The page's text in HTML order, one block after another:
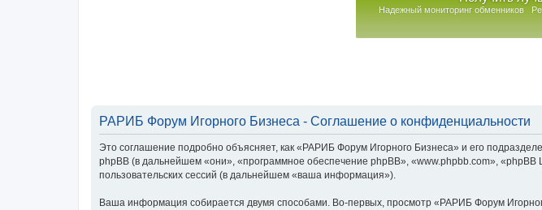
Надежный мониторинг обменников
РАРИБ Форум Игорного Бизнеса - Соглашение о конфиденциальности
Это соглашение подробно объясняет, как «РАРИБ Форум Игорного Бизнеса» и его
phpBB (в дальнейшем «они», «программное обеспечение phpBB», «www.phpbb.com»,
пользовательских сессий (в дальнейшем «ваша информация»).
Ваша информация собирается двумя способами. Во-первых, просмотр «РАРИБ Форум